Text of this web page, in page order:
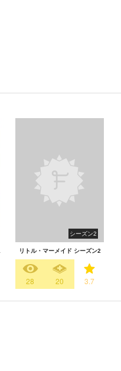
シーズン2
リトル・マーメイド シーズン2
28 20 3.7